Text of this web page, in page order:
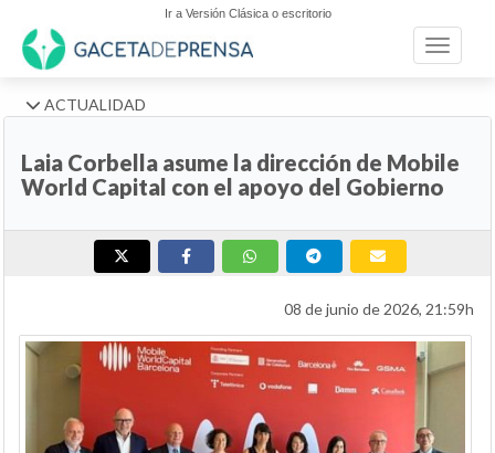
Ir a Versión Clásica o escritorio
Toggle
ACTUALIDAD
Laia Corbella asume la dirección de Mobile
World Capital con el apoyo del Gobierno
08 de junio de 2026, 21:59h